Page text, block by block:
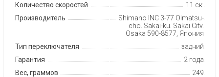
Количество скоростей
11 ск.
Производитель
Shimano INC 3-77 Oimatsu-
cho, Sakai-ku, Sakai City,
Osaka 590-8577, Япония
Тип переключателя
задний
Гарантия
2 года
Вес, граммов
249